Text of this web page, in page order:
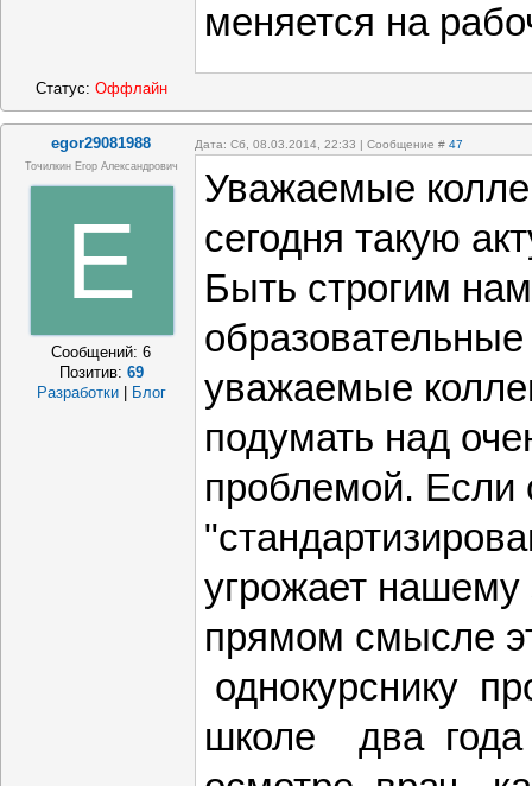
меняется на
Статус: Оффлайн
egor29081988 Дата: Сб, 08.03.2014, 22:33 | Сообщение # 47
Точилкин Егор Александрович
E
Сообщений:6
Позитив: 69
Разработки
Блог
Уважаемые
сегодня такую
Быть строгим
уважаемые
подумать над
проблемой. Если
угрожает
прямом смысле
однокурснику
школе два года